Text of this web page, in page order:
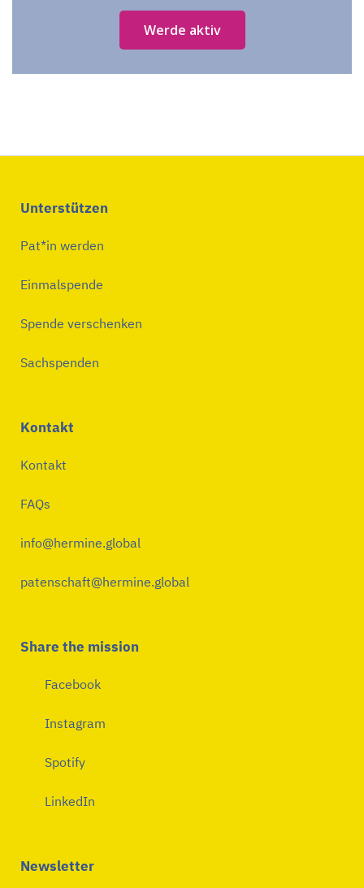
Werde aktiv
Unterstützen
Pat*in werden
Einmalspende
Spende verschenken
Sachspenden
Kontakt
Kontakt
FAQs
info@hermine.global
patenschaft@hermine.global
Share the mission
Facebook
Instagram
Spotify
LinkedIn
Newsletter